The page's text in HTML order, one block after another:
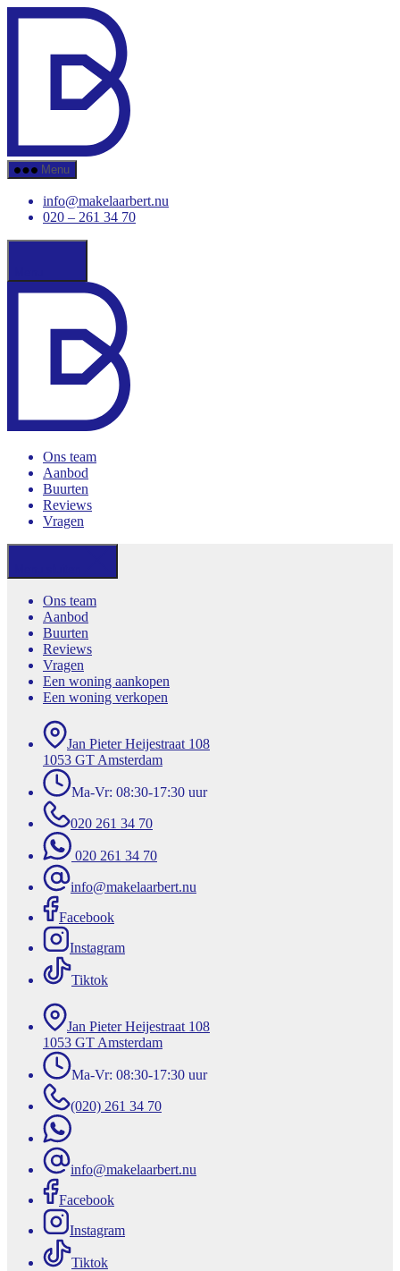
Menu
info@makelaarbert.nu
020 – 261 34 70
Ons team
Aanbod
Buurten
Reviews
Vragen
Ons team
Aanbod
Buurten
Reviews
Vragen
Een woning aankopen
Een woning verkopen
Jan Pieter Heijestraat 108
1053 GT Amsterdam
Ma-Vr: 08:30-17:30 uur
020 261 34 70
020 261 34 70
info@makelaarbert.nu
Facebook
Instagram
Tiktok
Jan Pieter Heijestraat 108
1053 GT Amsterdam
Ma-Vr: 08:30-17:30 uur
(020) 261 34 70
info@makelaarbert.nu
Facebook
Instagram
Tiktok